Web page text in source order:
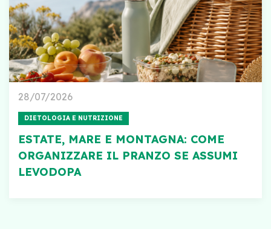
28/07/2026
DIETOLOGIA E NUTRIZIONE
ESTATE, MARE E MONTAGNA: COME
ORGANIZZARE IL PRANZO SE ASSUMI
LEVODOPA